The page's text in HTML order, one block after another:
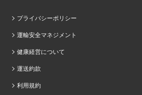
プライバシーポリシー
運輸安全マネジメント
健康経営について
運送約款
利用規約